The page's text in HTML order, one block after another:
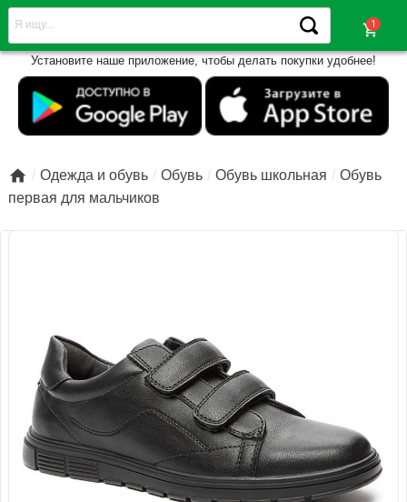
shopping_cart
Установите наше приложение, чтобы делать покупки удобнее!
 Одежда и обувь Обувь Обувь школьная
Обувь
первая для мальчиков